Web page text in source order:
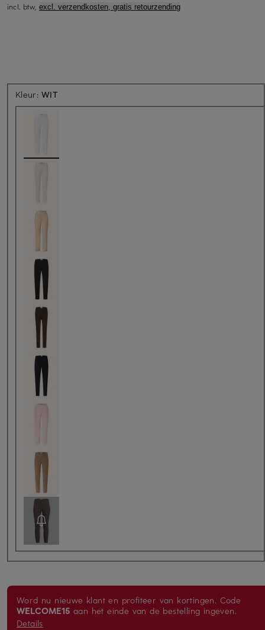
incl. btw,excl. verzendkosten, gratis retourzending
Kleur:WIT
Word nu nieuwe klant en profiteer van kortingen. Code
WELCOME15 aan het einde van de bestelling ingeven.
Details